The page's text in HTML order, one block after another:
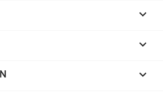


keyboard_arrow_down